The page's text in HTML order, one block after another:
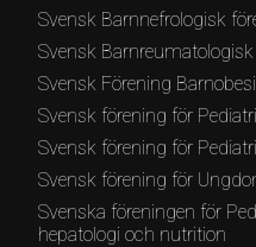
Svensk Barnnefrologisk
Svensk
Svensk Förening
Svensk förening för
Svensk förening för
Svensk förening för
Svenska föreningen för
hepatologi och nutrition